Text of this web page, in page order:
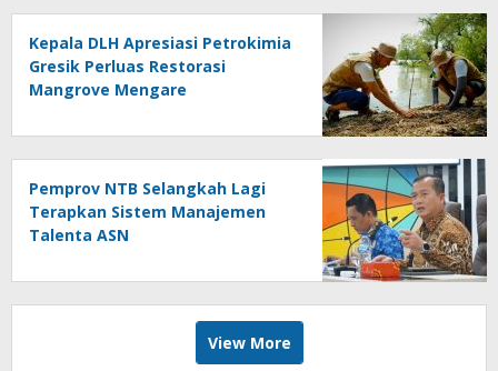
Kepala DLH Apresiasi Petrokimia
Gresik Perluas Restorasi
Mangrove Mengare
Pemprov NTB Selangkah Lagi
Terapkan Sistem Manajemen
Talenta ASN
View More